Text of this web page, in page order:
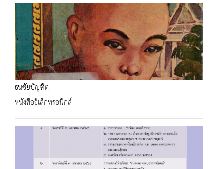
ธนชัยบัญฑิต
หนังสืออิเล็กทรอนิกส์